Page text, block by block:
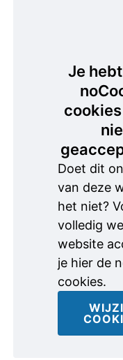
Je
Doet dit
van deze
het niet?
volledig
website
je hier de
cookies.